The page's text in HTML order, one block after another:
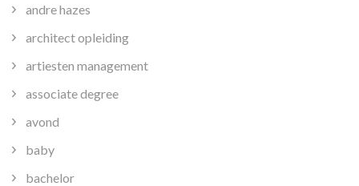
andre hazes
architect opleiding
artiesten management
associate degree
avond
baby
bachelor